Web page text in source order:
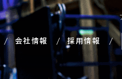
会社情報 採用情報